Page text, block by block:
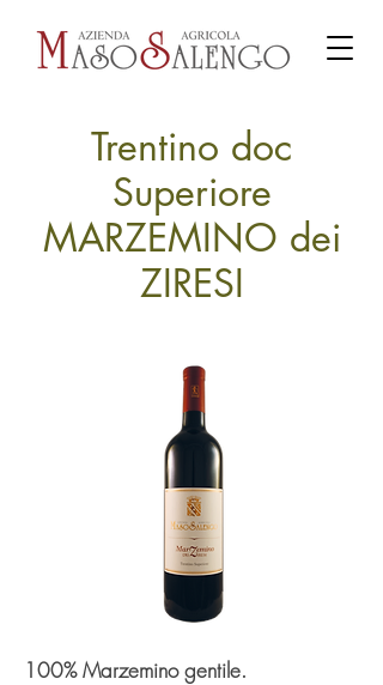
Trentino doc
Superiore
MARZEMINO dei
ZIRESI
100% Marzemino gentile.